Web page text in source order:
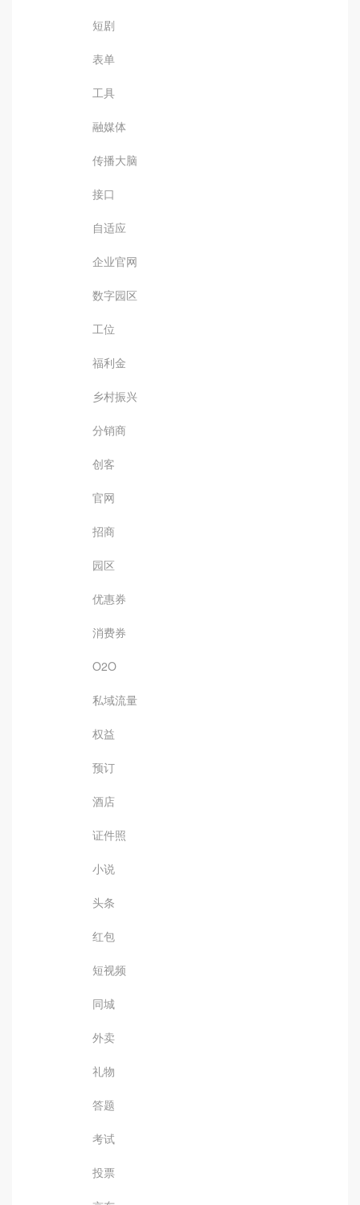
短剧
表单
工具
融媒体
传播大脑
接口
自适应
企业官网
数字园区
工位
福利金
乡村振兴
分销商
创客
官网
招商
园区
优惠券
消费券
O2O
私域流量
权益
预订
酒店
证件照
小说
头条
红包
短视频
同城
外卖
礼物
答题
考试
投票